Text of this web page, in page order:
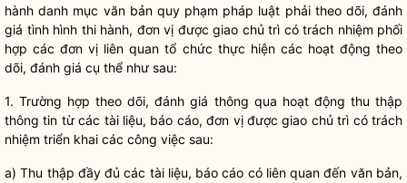
hành danh mục văn bản quy phạm pháp luật phải theo dõi, đánh
giá tình hình thi hành, đơn vị được giao chủ trì có trách nhiệm phối
hợp các đơn vị liên quan tổ chức thực hiện các hoạt động theo
dõi, đánh giá cụ thể như sau:
1. Trường hợp theo dõi, đánh giá thông qua hoạt động thu thập
thông tin từ các tài liệu, báo cáo, đơn vị được giao chủ trì có trách
nhiệm triển khai các công việc sau:
a) Thu thập đầy đủ các tài liệu, báo cáo có liên quan đến văn bản,